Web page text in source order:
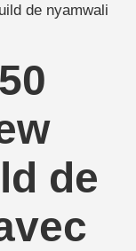
de nyamwali
de